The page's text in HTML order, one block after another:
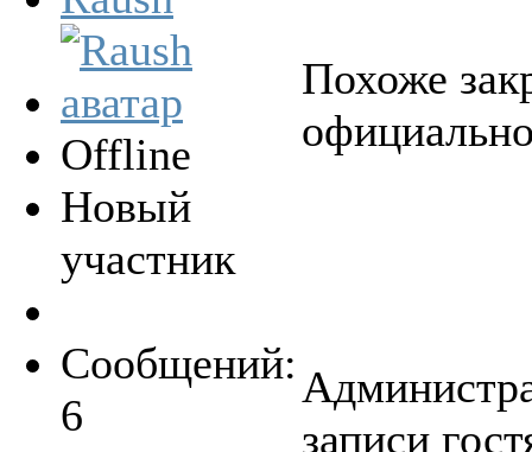
Offline
Новый
участник
Сообщений:
6
Похоже
записи